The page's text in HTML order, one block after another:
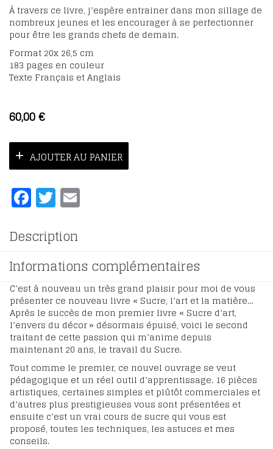
À travers ce livre, j’espère entrainer dans mon sillage de
nombreux jeunes et les encourager à se perfectionner
pour être les grands chefs de demain.
Format 20x 26,5 cm
183 pages en couleur
Texte Français et Anglais
60,00€
AJOUTER AU PANIER
Facebook
Twitter
Description
Informations complémentaires
C’est à nouveau un très grand plaisir pour moi de vous
présenter ce nouveau livre « Sucre, l’art et la matière…
Après le succès de mon premier livre « Sucre d’art,
l’envers du décor » désormais épuisé, voici le second
traitant de cette passion qui m’anime depuis
maintenant 20 ans, le travail du Sucre.
Tout comme le premier, ce nouvel ouvrage se veut
pédagogique et un réel outil d’apprentissage. 16 pièces
artistiques, certaines simples et plûtôt commerciales et
d’autres plus prestigieuses vous sont présentées et
ensuite c’est un vrai cours de sucre qui vous est
proposé, toutes les techniques, les astuces et mes
conseils.